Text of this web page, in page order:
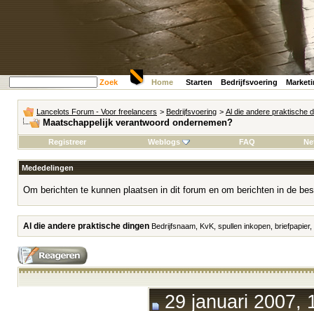
Zoek Home Starten Bedrijfsvoering
Lancelots Forum - Voor freelancers > Bedrijfsvoering > Al die andere praktische
Maatschappelijk verantwoord ondernemen?
Registreer Weblogs FAQ
Mededelingen
Om berichten te kunnen plaatsen in dit forum en om berichten in de
Al die andere praktische dingen Bedrijfsnaam, KvK, spullen inkopen,
29 januari 2007,